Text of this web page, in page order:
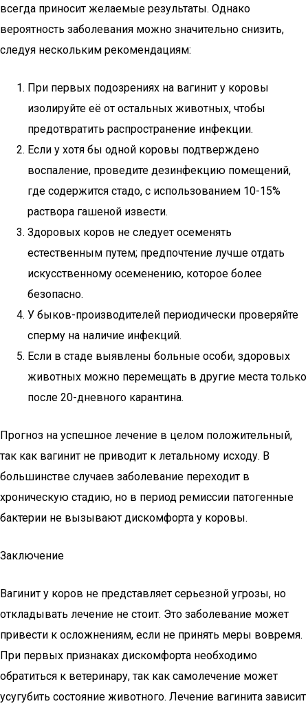
всегда приносит желаемые результаты. Однако
вероятность заболевания можно значительно снизить,
следуя нескольким рекомендациям:
При первых подозрениях на вагинит у коровы
изолируйте её от остальных животных, чтобы
предотвратить распространение инфекции.
Если у хотя бы одной коровы подтверждено
воспаление, проведите дезинфекцию помещений,
где содержится стадо, с использованием 10-15%
раствора гашеной извести.
Здоровых коров не следует осеменять
естественным путем; предпочтение лучше отдать
искусственному осеменению, которое более
безопасно.
У быков-производителей периодически проверяйте
сперму на наличие инфекций.
Если в стаде выявлены больные особи, здоровых
животных можно перемещать в другие места только
после 20-дневного карантина.
Прогноз на успешное лечение в целом положительный,
так как вагинит не приводит к летальному исходу. В
большинстве случаев заболевание переходит в
хроническую стадию, но в период ремиссии патогенные
бактерии не вызывают дискомфорта у коровы.
Заключение
Вагинит у коров не представляет серьезной угрозы, но
откладывать лечение не стоит. Это заболевание может
привести к осложнениям, если не принять меры вовремя.
При первых признаках дискомфорта необходимо
обратиться к ветеринару, так как самолечение может
усугубить состояние животного. Лечение вагинита зависит